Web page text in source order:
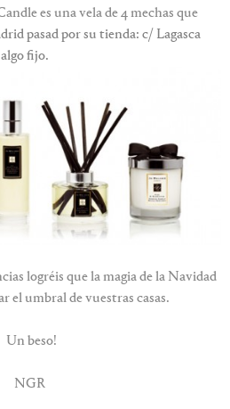
es una vela de 4 mechas que
pasad por su tienda: c/ Lagasca
fijo.
logréis que la magia de la Navidad
el umbral de vuestras casas.
Un beso!
NGR